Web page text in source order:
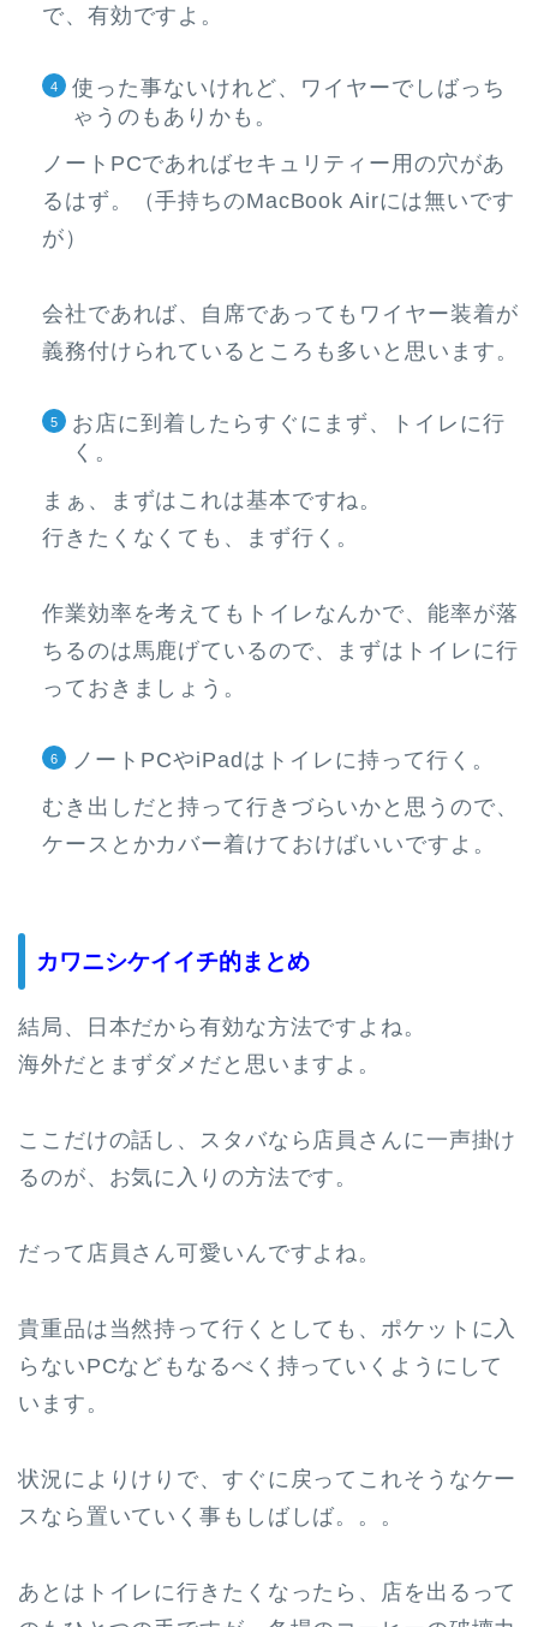
で、有効ですよ。
使った事ないけれど、ワイヤーでしばっち
ゃうのもありかも。
ノートPCであればセキュリティー用の穴があ
るはず。（手持ちのMacBook Airには無いです
が）
会社であれば、自席であってもワイヤー装着が
義務付けられているところも多いと思います。
お店に到着したらすぐにまず、トイレに行
く。
まぁ、まずはこれは基本ですね。
行きたくなくても、まず行く。
作業効率を考えてもトイレなんかで、能率が落
ちるのは馬鹿げているので、まずはトイレに行
っておきましょう。
ノートPCやiPadはトイレに持って行く。
むき出しだと持って行きづらいかと思うので、
ケースとかカバー着けておけばいいですよ。
カワニシケイイチ的まとめ
結局、日本だから有効な方法ですよね。
海外だとまずダメだと思いますよ。
ここだけの話し、スタバなら店員さんに一声掛け
るのが、お気に入りの方法です。
だって店員さん可愛いんですよね。
貴重品は当然持って行くとしても、ポケットに入
らないPCなどもなるべく持っていくようにして
います。
状況によりけりで、すぐに戻ってこれそうなケー
スなら置いていく事もしばしば。。。
あとはトイレに行きたくなったら、店を出るって